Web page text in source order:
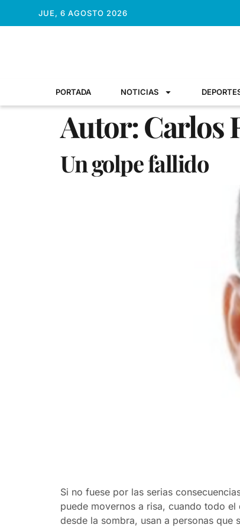
JUE, 6 AGOSTO 2026
PORTADA NOTICIAS
Autor:Carlos
Un golpe fallido
Si no fuese por las serias
puede movernos a risa, cuando todo
desde la sombra, usan a personas que